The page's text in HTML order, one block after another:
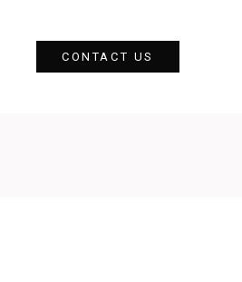
CONTACT US